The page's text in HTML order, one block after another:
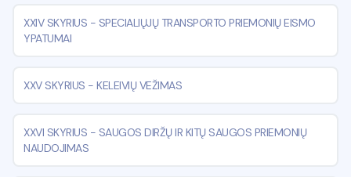
XXIV SKYRIUS - SPECIALIŲJŲ TRANSPORTO PRIEMONIŲ EISMO
YPATUMAI
XXV SKYRIUS - KELEIVIŲ VEŽIMAS
XXVI SKYRIUS - SAUGOS DIRŽŲ IR KITŲ SAUGOS PRIEMONIŲ
NAUDOJIMAS